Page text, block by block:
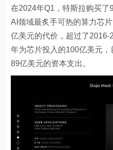
在2024年Q1，特斯拉购买
AI领域最炙手可热的算力芯
亿美元的代价，超过了
年为芯片投入的100亿美元
89亿美元的资本支出。